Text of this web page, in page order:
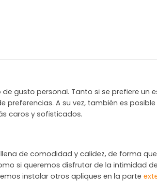
gusto personal. Tanto si se prefiere un
A su vez, también es
caros y sofisticados.
de comodidad y calidez, de forma
si queremos disfrutar de la intimidad
instalar otros apliques en la parte